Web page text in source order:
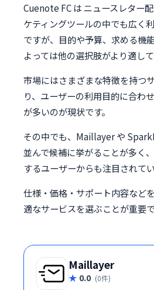
Cuenote FC は ニュースレター
ケティングツールの中でも広く
ですが、目的や予算、求める機
よっては他の選択肢がより適し
市場にはさまざまな特徴を持つ
り、ユーザーの利用目的に合わ
が多いのが現状です。
その中でも、Maillayer や
並んで候補に挙がることが多く
するユーザーからも注目されてい
仕様・価格・サポート内容など
適なサービスを選ぶことが重要で
Maillayer
0.0 (0件)